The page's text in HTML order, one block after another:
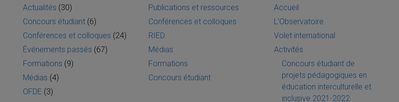
Actualités (30)
Concours étudiant (6)
Conférences et colloques (24)
Événements passés (67)
Formations (9)
Médias (4)
OFDE (3)
Publications et ressources
Conférences et colloques
RIED
Médias
Formations
Concours étudiant
Accueil
L’Observatoire
Volet international
Activités
Concours étudiant de
projets pédagogiques en
éducation interculturelle et
inclusive 2021-2022